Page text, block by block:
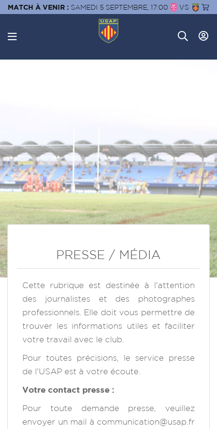
MATCH À VENIR : SAMEDI 5 SEPTEMBRE, 17:00 VS
PRESSE / MÉDIA
Cette rubrique est destinée à l'attention
des journalistes et des photographes
professionnels. Elle doit vous permettre de
trouver les informations utiles et faciliter
votre travail avec le club.
Pour toutes précisions, le service presse
de l'USAP est à votre écoute.
Votre contact presse :
Pour toute demande presse, veuillez
envoyer un mail à communication@usap.fr